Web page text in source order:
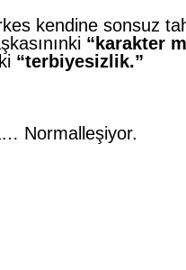
kendine sonsuz
“karakter
“terbiyesizlik.”
Normalleşiyor.